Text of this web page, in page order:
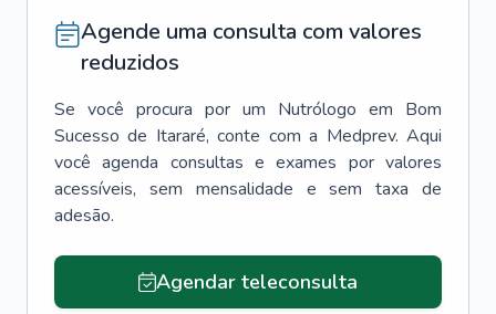
Agende uma consulta com valores
reduzidos
Se você procura por um Nutrólogo em Bom
Sucesso de Itararé, conte com a Medprev. Aqui
você agenda consultas e exames por valores
acessíveis, sem mensalidade e sem taxa de
adesão.
Agendar teleconsulta